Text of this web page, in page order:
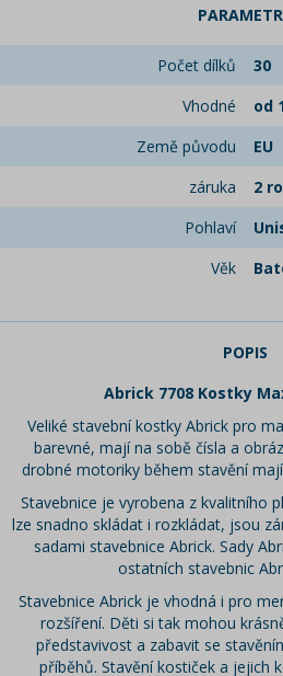
Počet dílků
30
Vhodné
od
Země původu
EU
záruka
2
Pohlaví
Věk
POPIS
Abrick 7708 Kostky
Veliké stavební kostky Abrick pro
barevné, mají na sobě čísla a
drobné motoriky během stavění
Stavebnice je vyrobena z kvalitního
lze snadno skládat i rozkládat, jsou
sadami stavebnice Abrick. Sady
ostatních stavebnic
Stavebnice Abrick je vhodná i pro
rozšíření. Děti si tak mohou
představivost a zabavit se
příběhů. Stavění kostiček a jejich